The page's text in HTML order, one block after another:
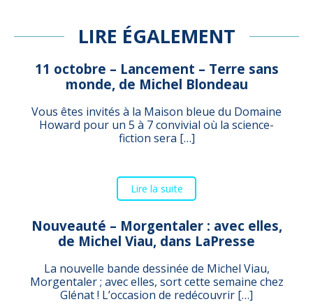
LIRE ÉGALEMENT
11 octobre – Lancement – Terre sans
monde, de Michel Blondeau
Vous êtes invités à la Maison bleue du Domaine
Howard pour un 5 à 7 convivial où la science-
fiction sera […]
Lire la suite
Nouveauté – Morgentaler : avec elles,
de Michel Viau, dans LaPresse
La nouvelle bande dessinée de Michel Viau,
Morgentaler ; avec elles, sort cette semaine chez
Glénat ! L’occasion de redécouvrir […]